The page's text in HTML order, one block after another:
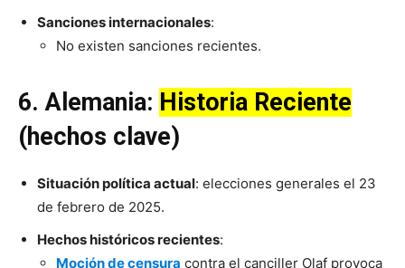
Sanciones internacionales:
No existen sanciones recientes.
6.Alemania: Historia Reciente
(hechos clave)
Situación política actual: elecciones generales el 23
de febrero de 2025.
Hechos históricos recientes:
Moción de censura contra el canciller Olaf provoca